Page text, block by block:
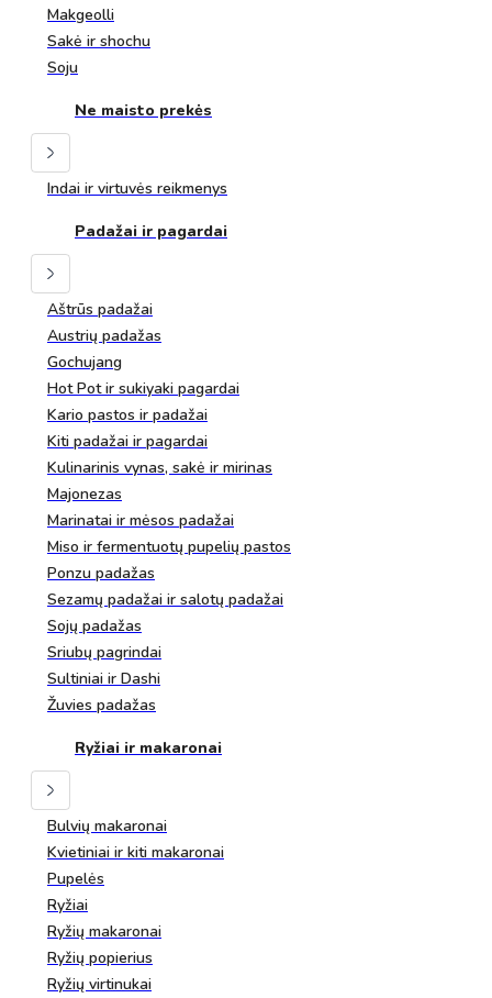
Makgeolli
Sakė ir shochu
Soju
Ne maisto prekės
Indai ir virtuvės reikmenys
Padažai ir pagardai
Aštrūs padažai
Austrių padažas
Gochujang
Hot Pot ir sukiyaki pagardai
Kario pastos ir padažai
Kiti padažai ir pagardai
Kulinarinis vynas, sakė ir mirinas
Majonezas
Marinatai ir mėsos padažai
Miso ir fermentuotų pupelių pastos
Ponzu padažas
Sezamų padažai ir salotų padažai
Sojų padažas
Sriubų pagrindai
Sultiniai ir Dashi
Žuvies padažas
Ryžiai ir makaronai
Bulvių makaronai
Kvietiniai ir kiti makaronai
Pupelės
Ryžiai
Ryžių makaronai
Ryžių popierius
Ryžių virtinukai